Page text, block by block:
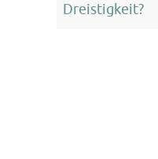
Dreistigkeit?